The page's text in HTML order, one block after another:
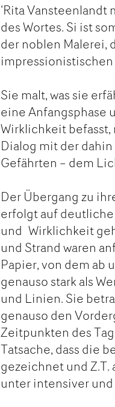
‘Rita
des Wortes. Si ist
der noblen Malerei,
Sie malt, was sie
eine Anfangsphase
Wirklichkeit
Dialog mit der
Gefährten – dem
Der Übergang zu
erfolgt auf
und Wirklichkeit
und Strand waren
Papier, von dem ab
genauso stark als
und Linien. Sie
genauso den
Zeitpunkten des
Tatsache, dass die
gezeichnet und Z.T.
unter intensiver